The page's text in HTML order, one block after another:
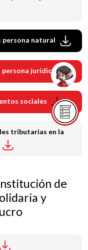
natural
jurídica
sociales
tributarias en la
de
y